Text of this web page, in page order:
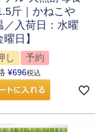
斤｜かねこや
／入荷日：水曜
日】
し 予約
¥696税込